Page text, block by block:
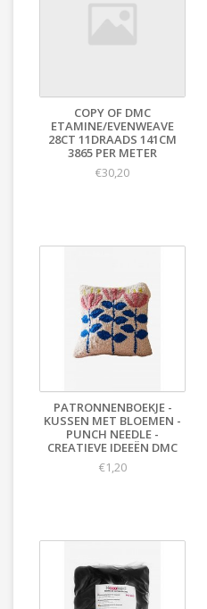
COPY OF DMC
ETAMINE/EVENWEAVE
28CT 11DRAADS 141CM
3865 PER METER
€30,20
PATRONNENBOEKJE -
KUSSEN MET BLOEMEN -
PUNCH NEEDLE -
CREATIEVE IDEEËN DMC
€1,20